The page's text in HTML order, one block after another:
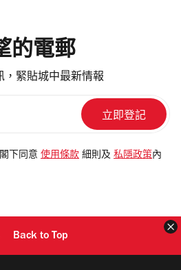
的電郵
，緊貼城中最新情報
下同意 使用條款 細則及 私隱政策 內
Back to Top